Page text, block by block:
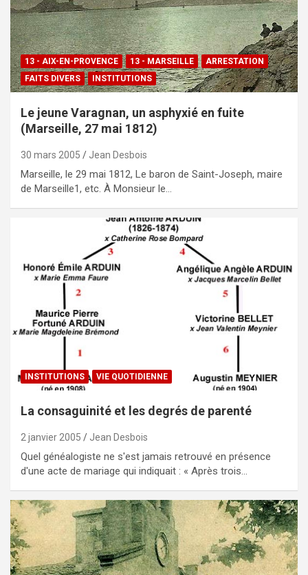
13 - AIX-EN-PROVENCE 13 - MARSEILLE
ARRESTATION
FAITS DIVERS
INSTITUTIONS
Le jeune Varagnan, un asphyxié en fuite
(Marseille, 27 mai 1812)
30 mars 2005 Jean Desbois
Marseille, le 29 mai 1812, Le baron de Saint-Joseph, maire
de Marseille1, etc. À Monsieur le…
INSTITUTIONS VIE QUOTIDIENNE
La consaguinité et les degrés de parenté
2 janvier 2005 Jean Desbois
Quel généalogiste ne s'est jamais retrouvé en présence
d'une acte de mariage qui indiquait : « Après trois…